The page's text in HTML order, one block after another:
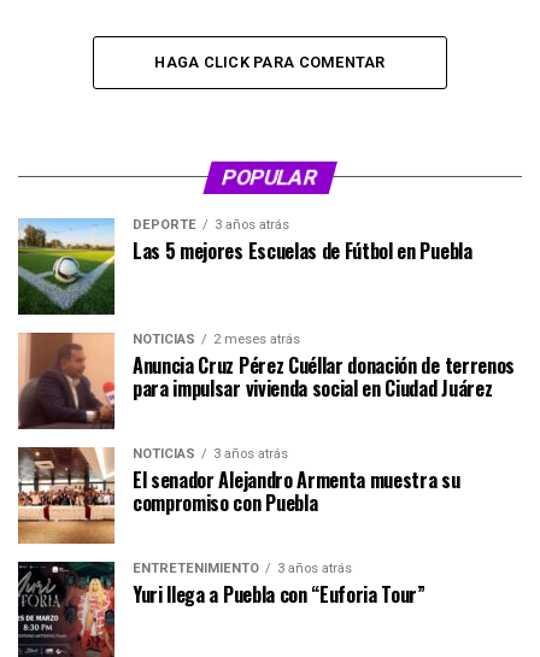
HAGA CLICK PARA COMENTAR
POPULAR
DEPORTE 3 años atrás
Las 5 mejores Escuelas de Fútbol en Puebla
NOTICIAS 2 meses atrás
Anuncia Cruz Pérez Cuéllar donación de terrenos
para impulsar vivienda social en Ciudad Juárez
NOTICIAS 3 años atrás
El senador Alejandro Armenta muestra su
compromiso con Puebla
ENTRETENIMIENTO 3 años atrás
Yuri llega a Puebla con “Euforia Tour”